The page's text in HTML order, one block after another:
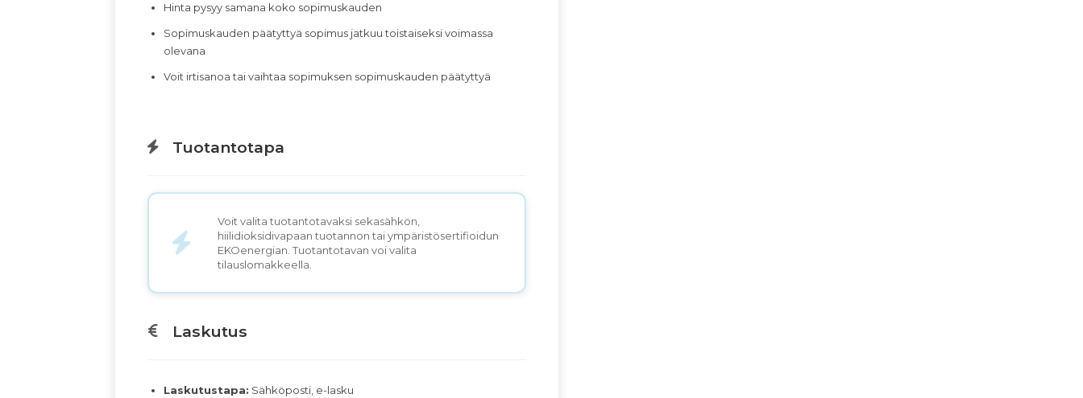
Hinta pysyy samana koko sopimuskauden
Sopimuskauden päätyttyä sopimus jatkuu toistaiseksi voimassa
olevana
Voit irtisanoa tai vaihtaa sopimuksen sopimuskauden päätyttyä
Tuotantotapa
Voit valita tuotantotavaksi sekasähkön,
hiilidioksidivapaan tuotannon tai ympäristösertifioidun
EKOenergian. Tuotantotavan voi valita
tilauslomakkeella.
Laskutus
Laskutustapa: Sähköposti, e-lasku